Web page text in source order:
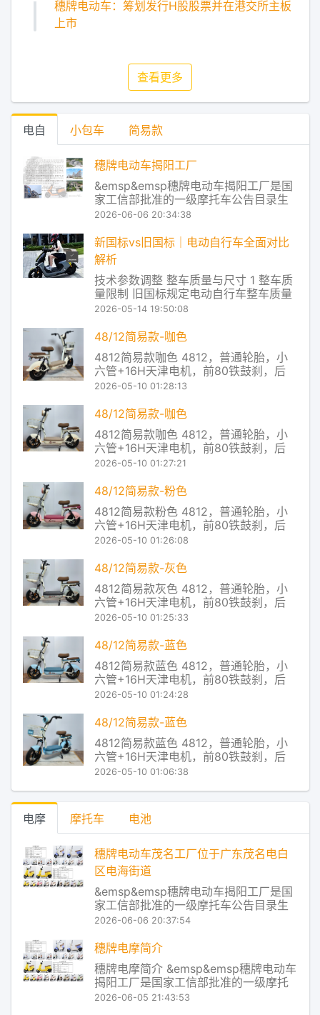
穗牌电动车：筹划发行H股股票并在港交所主板
上市
查看更多
电自 小包车 简易款
穗牌电动车揭阳工厂
&emsp&emsp穗牌电动车揭阳工厂是国
家工信部批准的一级摩托车公告目录生
产企业，同时也是通过国家认监委强制
行车生产企业。作为国内专业从事电动
摩托车、电动自行车系列产品研发、制
造与销售的现代化高科技企业，公司旗
下穗牌品
2026-06-06 20:34:38
新国标vs旧国标｜电动自行车全面对比
解析
技术参数调整 整车质量与尺寸 1 整车质
量限制 旧国标规定电动自行车整车质量
不得超过55kg 新国标对铅酸电池车型放
限 2 外廓尺寸要求 旧国标车体宽度限制
在45厘米以内 新国标收紧到40厘米，车
辆设计更加紧凑 3
2026-05-14 19:50:08
48/12简易款-咖色
4812简易款咖色 4812，普通轮胎，小
六管+16H天津电机，前80铁鼓刹，后
110大鼓，有底铁蓝，无靠背 穗牌电动车
器主芯片对电池的放电状态进行实时监
控，从而把电池放电和电机对电流的使
用率进行了实时匹配，让电
2026-05-10 01:28:13
48/12简易款-咖色
4812简易款咖色 4812，普通轮胎，小
六管+16H天津电机，前80铁鼓刹，后
110大鼓，有底铁蓝，无靠背 穗牌电动车
器主芯片对电池的放电状态进行实时监
控，从而把电池放电和电机对电流的使
用率进行了实时匹配，让电
2026-05-10 01:27:21
48/12简易款-粉色
4812简易款粉色 4812，普通轮胎，小
六管+16H天津电机，前80铁鼓刹，后
110大鼓，有底铁蓝，无靠背 穗牌电动车
器主芯片对电池的放电状态进行实时监
控，从而把电池放电和电机对电流的使
用率进行了实时匹配，让电
2026-05-10 01:26:08
48/12简易款-灰色
4812简易款灰色 4812，普通轮胎，小
六管+16H天津电机，前80铁鼓刹，后
110大鼓，有底铁蓝，无靠背 穗牌电动车
器主芯片对电池的放电状态进行实时监
控，从而把电池放电和电机对电流的使
用率进行了实时匹配，让电
2026-05-10 01:25:33
48/12简易款-蓝色
4812简易款蓝色 4812，普通轮胎，小
六管+16H天津电机，前80铁鼓刹，后
110大鼓，有底铁蓝，无靠背 穗牌电动车
器主芯片对电池的放电状态进行实时监
控，从而把电池放电和电机对电流的使
用率进行了实时匹配，让电
2026-05-10 01:24:28
48/12简易款-蓝色
4812简易款蓝色 4812，普通轮胎，小
六管+16H天津电机，前80铁鼓刹，后
110大鼓，有底铁蓝，无靠背 穗牌电动车
控，从而把电池放电和电机对电流的使
用率进行了实时匹配，让电
2026-05-10 01:06:38
电摩 摩托车 电池
穗牌电动车茂名工厂位于广东茂名电白
区电海街道
&emsp&emsp穗牌电动车揭阳工厂是国
家工信部批准的一级摩托车公告目录生
产企业，同时也是通过国家认监委强制
行车生产企业。作为国内专业从事电动
摩托车、电动自行车系列产品研发、制
造与销售的现代化高科技企业，公司旗
下穗牌品
2026-06-06 20:37:54
穗牌电摩简介
穗牌电摩简介 &emsp&emsp穗牌电动车
揭阳工厂是国家工信部批准的一级摩托
车公告目录生产企业，同时也是通过国
2026-06-05 21:43:53